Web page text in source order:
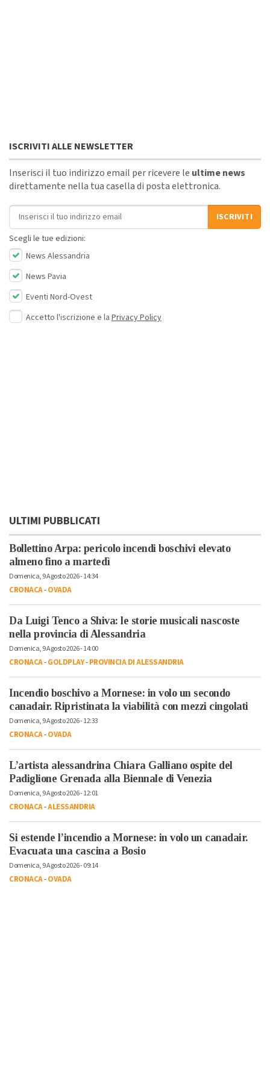
ISCRIVITI ALLE NEWSLETTER
Inserisci il tuo indirizzo email per ricevere le ultime news
direttamente nella tua casella di posta elettronica.
Indirizzo email
ISCRIVITI
Scegli le tue edizioni:
News Alessandria
News Pavia
Eventi Nord-Ovest
Accetto l'iscrizione e la Privacy Policy
ULTIMI PUBBLICATI
Bollettino Arpa: pericolo incendi boschivi elevato
almeno fino a martedì
Domenica, 9 Agosto 2026 - 14:34
CRONACA-OVADA
Da Luigi Tenco a Shiva: le storie musicali nascoste
nella provincia di Alessandria
Domenica, 9 Agosto 2026 - 14:00
CRONACA-GOLDPLAY-PROVINCIA DI ALESSANDRIA
Incendio boschivo a Mornese: in volo un secondo
canadair. Ripristinata la viabilità con mezzi cingolati
Domenica, 9 Agosto 2026 - 12:33
CRONACA-OVADA
L’artista alessandrina Chiara Galliano ospite del
Padiglione Grenada alla Biennale di Venezia
Domenica, 9 Agosto 2026 - 12:01
CRONACA-ALESSANDRIA
Si estende l’incendio a Mornese: in volo un canadair.
Evacuata una cascina a Bosio
Domenica, 9 Agosto 2026 - 09:14
CRONACA-OVADA